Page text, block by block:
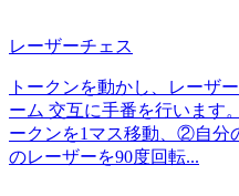
レーザーチェス
トークンを動かし、レーザ
ーム 交互に手番を行います
ークンを1マス移動、②自分
のレーザーを90度回転...